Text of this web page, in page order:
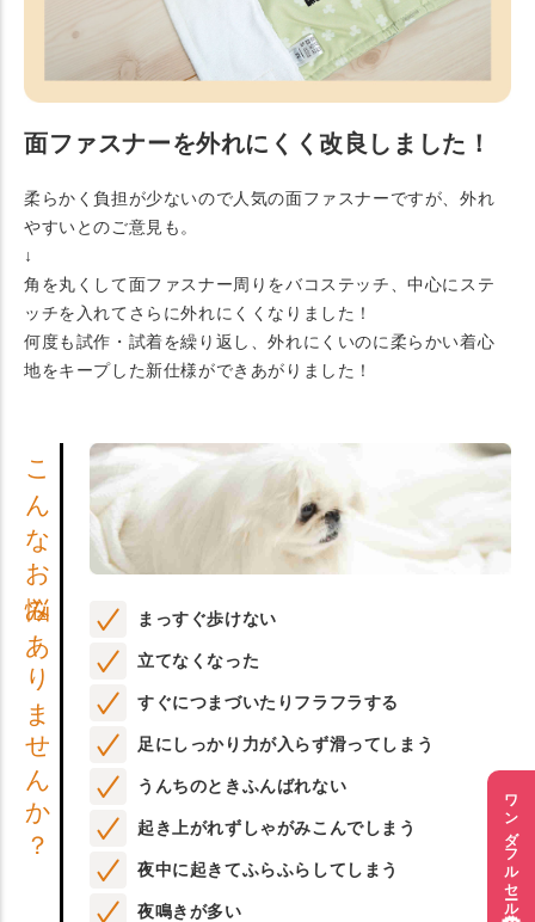
面ファスナーを外れにくく改良しました！
柔らかく負担が少ないので人気の面ファスナーですが、外れ
やすいとのご意見も。
↓
角を丸くして面ファスナー周りをバコステッチ、中心にステ
ッチを入れてさらに外れにくくなりました！
何度も試作・試着を繰り返し、外れにくいのに柔らかい着心
地をキープした新仕様ができあがりました！
こんなお悩みありませんか？ まっすぐ歩けない
立てなくなった
すぐにつまづいたりフラフラする
足にしっかり力が入らず滑ってしまう
うんちのときふんばれない
起き上がれずしゃがみこんでしまう
夜中に起きてふらふらしてしまう
夜鳴きが多い ワンダフルセール